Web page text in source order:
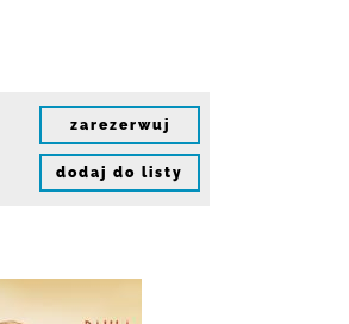
zarezerwuj
dodaj do listy